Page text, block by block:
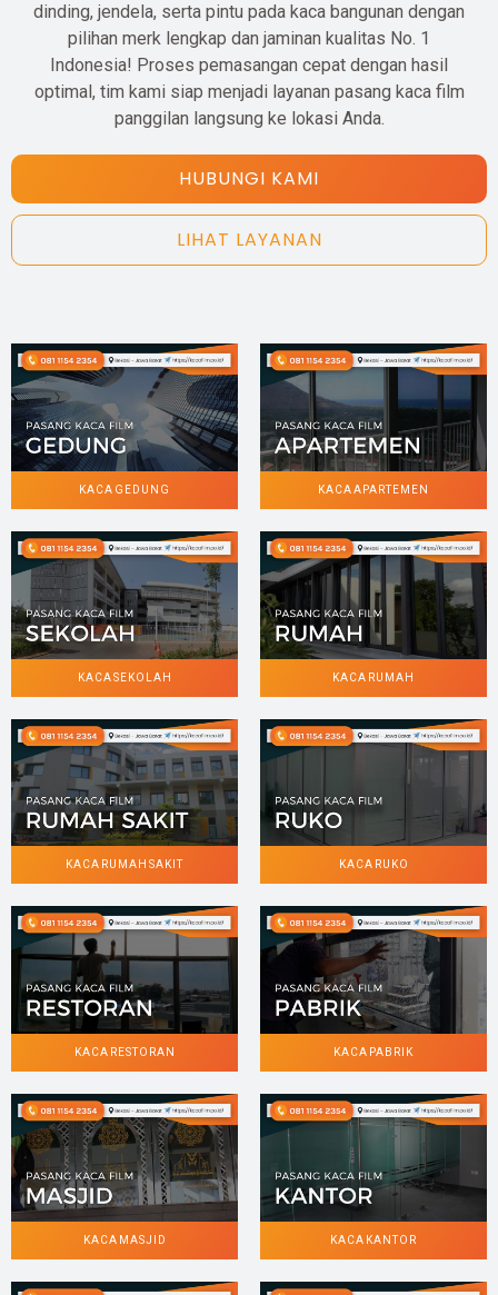
dinding, jendela, serta pintu pada kaca bangunan dengan
pilihan merk lengkap dan jaminan kualitas No. 1
Indonesia! Proses pemasangan cepat dengan hasil
optimal, tim kami siap menjadi layanan pasang kaca film
panggilan langsung ke lokasi Anda.
HUBUNGI KAMI
LIHAT LAYANAN
KACA GEDUNG KACA APARTEMEN
KACA SEKOLAH KACA RUMAH
KACA RUMAH SAKIT KACA RUKO
KACA RESTORAN KACA PABRIK
KACA MASJID KACA KANTOR